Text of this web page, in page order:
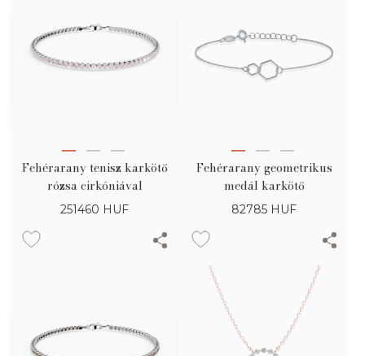
Fehérarany tenisz karkötő
rózsa cirkóniával
251460 HUF
Fehérarany geometrikus
medál karkötő
82785 HUF